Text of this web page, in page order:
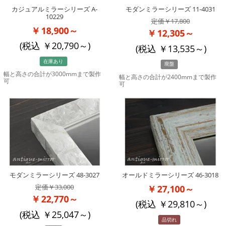
カジュアルミラーシリーズ A-
10229
18,900～
(税込
20,790～)
在庫あり
幅と高さの合計が3000mmまで製作
可
モダンミラーシリーズ 11-4031
17,800
12,305～
(税込
13,535～)
廃盤
幅と高さの合計が2400mmまで製作
可
モダンミラーシリーズ 48-3027
33,000
22,770～
(税込
25,047～)
オールドミラーシリーズ 46-3018
27,100～
(税込
29,810～)
品切れ